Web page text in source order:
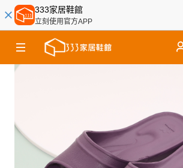
333家居鞋館
立刻使用官方APP